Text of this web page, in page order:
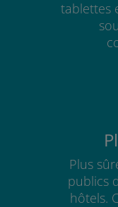
tablettes
Plus
publics
hôtels.